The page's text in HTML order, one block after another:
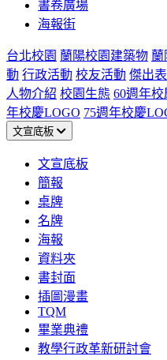
書卷廣場
海報街
台北校園 蘭陽校園建築物 蘭
動 行政活動 校友活動 傑出
人物介紹 校園生態 60週年
年校慶LOGO 75週年校慶
文宣底板
文宣底板
簡報
桌牌
名牌
海報
資料夾
書封面
插圖漫畫
TQM
畢業典禮
教學行政革新研討會